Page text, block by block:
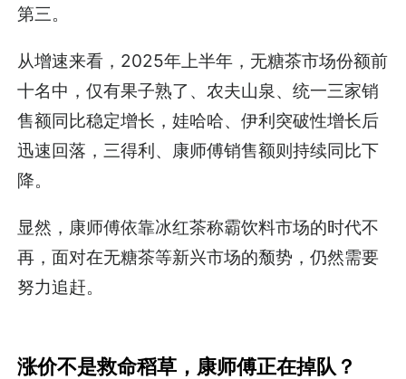
第三。
从增速来看，2025年上半年，无糖茶市场份额前
十名中，仅有果子熟了、农夫山泉、统一三家销
售额同比稳定增长，娃哈哈、伊利突破性增长后
迅速回落，三得利、康师傅销售额则持续同比下
降。
显然，康师傅依靠冰红茶称霸饮料市场的时代不
再，面对在无糖茶等新兴市场的颓势，仍然需要
努力追赶。
涨价不是救命稻草，康师傅正在掉队？